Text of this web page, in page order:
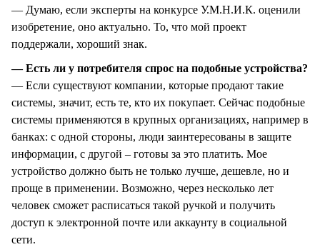
— Думаю, если эксперты на конкурсе У.М.Н.И.К. оценили
изобретение, оно актуально. То, что мой проект
поддержали, хороший знак.
— Есть ли у потребителя спрос на подобные устройства?
— Если существуют компании, которые продают такие
системы, значит, есть те, кто их покупает. Сейчас подобные
системы применяются в крупных организациях, например в
банках: с одной стороны, люди заинтересованы в защите
информации, с другой – готовы за это платить. Мое
устройство должно быть не только лучше, дешевле, но и
проще в применении. Возможно, через несколько лет
человек сможет расписаться такой ручкой и получить
доступ к электронной почте или аккаунту в социальной
сети.